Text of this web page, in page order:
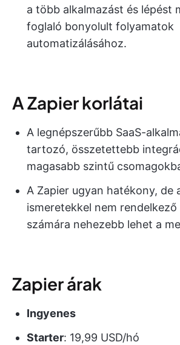
a több alkalmazást és lépést
foglaló bonyolult folyamatok
automatizálásához.
A Zapier korlátai
A legnépszerűbb SaaS-
tartozó, összetettebb
magasabb szintű
A Zapier ugyan hatékony, de
ismeretekkel nem
számára nehezebb lehet a
Zapier árak
Ingyenes
Starter: 19,99 USD/hó